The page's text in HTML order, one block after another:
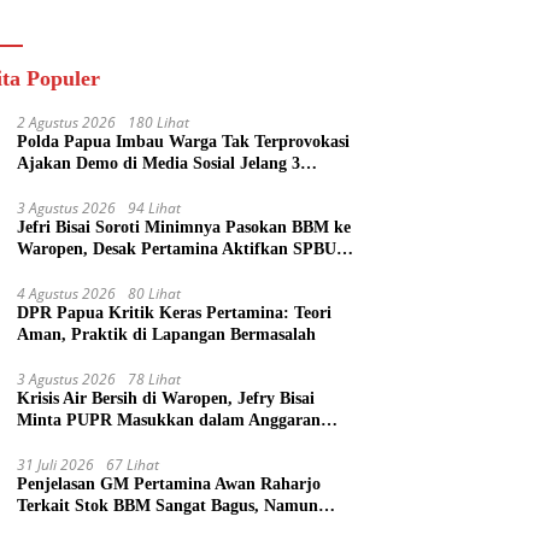
Populer
2 Agustus 2026 180 Lihat
Polda Papua Imbau Warga Tak Terprovokasi
Ajakan Demo di Media Sosial Jelang 3
3 Agustus 2026 94 Lihat
Jefri Bisai Soroti Minimnya Pasokan BBM ke
Waropen, Desak Pertamina Aktifkan SPBU
4 Agustus 2026 80 Lihat
DPR Papua Kritik Keras Pertamina: Teori
Aman, Praktik di Lapangan Bermasalah
3 Agustus 2026 78 Lihat
Krisis Air Bersih di Waropen, Jefry Bisai
Minta PUPR Masukkan dalam Anggaran
31 Juli 2026 67 Lihat
Penjelasan GM Pertamina Awan Raharjo
Terkait Stok BBM Sangat Bagus, Namun